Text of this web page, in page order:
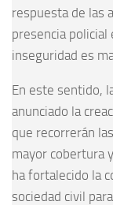
respuesta de las
presencia policial
inseguridad es
En este sentido,
anunciado la
que recorrerán
mayor cobertura
ha fortalecido la
sociedad civil